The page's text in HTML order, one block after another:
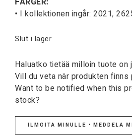
• I kollektionen ingår: 2021,
Slut i lager
Haluatko tietää milloin tuote on
Vill du veta när produkten finns
Want to be notified when this
stock?
ILMOITA MINULLE • MEDDELA